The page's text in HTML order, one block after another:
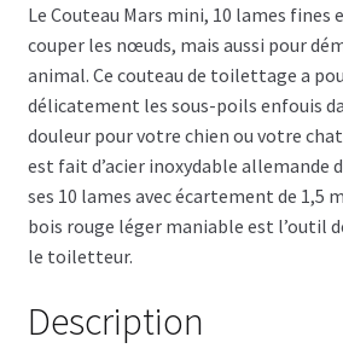
Le Couteau Mars mini, 10 lames fines
couper les nœuds, mais aussi pour
animal. Ce couteau de toilettage a
délicatement les sous-poils enfouis
douleur pour votre chien ou votre
est fait d’acier inoxydable allemande
ses 10 lames avec écartement de 1,5
bois rouge léger maniable est l’outil
le toiletteur.
Description